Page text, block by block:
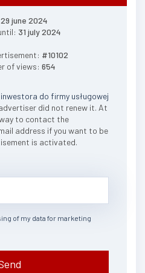
29 june 2024
31 july 2024
#10102
of views: 654
do firmy usługowej
did not renew it. At
to contact the
address if you want to be
is activated.
of my data for marketing